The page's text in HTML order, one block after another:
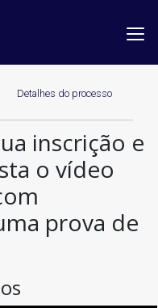
Detalhes do processo
inscrição e
o vídeo
prova de